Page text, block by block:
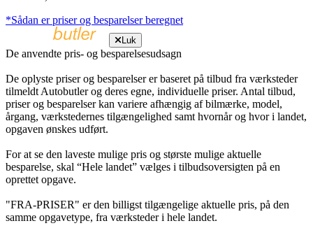
*Sådan er priser og besparelser beregnet
Luk
De anvendte pris- og besparelsesudsagn
De oplyste priser og besparelser er baseret på tilbud fra værksteder
tilmeldt Autobutler og deres egne, individuelle priser. Antal tilbud,
priser og besparelser kan variere afhængig af bilmærke, model,
årgang, værkstedernes tilgængelighed samt hvornår og hvor i landet,
opgaven ønskes udført.
For at se den laveste mulige pris og største mulige aktuelle
besparelse, skal “Hele landet” vælges i tilbudsoversigten på en
oprettet opgave.
"FRA-PRISER" er den billigst tilgængelige aktuelle pris, på den
samme opgavetype, fra værksteder i hele landet.